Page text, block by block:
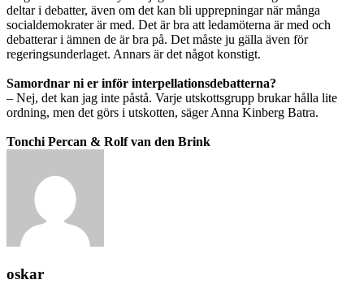
deltar i debatter, även om det kan bli upprepningar när många
socialdemokrater är med. Det är bra att ledamöterna är med och
debatterar i ämnen de är bra på. Det måste ju gälla även för
regeringsunderlaget. Annars är det något konstigt.
Samordnar ni er inför interpellationsdebatterna?
– Nej, det kan jag inte påstå. Varje utskottsgrupp brukar hålla lite
ordning, men det görs i utskotten, säger Anna Kinberg Batra.
Tonchi Percan & Rolf van den Brink
oskar